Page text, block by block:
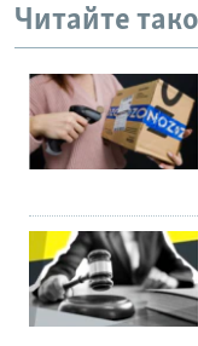
Читайте